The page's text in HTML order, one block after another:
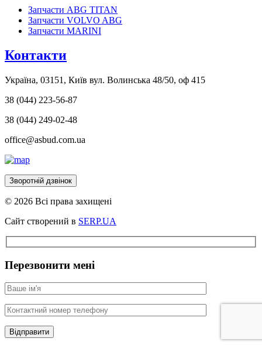
Запчасти ABG TITAN
Запчасти VOLVO ABG
Запчасти MARINI
Контакти
Україна, 03151, Київ вул. Волинська 48/50, оф 415
38 (044) 223-56-87
38 (044) 249-02-48
office@asbud.com.ua
Зворотній дзвінок
© 2026 Всі права захищені
Сайт створений в SERP.UA
Перезвонити мені